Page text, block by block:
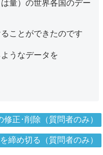
量）の世界各国のデー
ことができたのです
うなデータを
修正･削除（質問者のみ）
締め切る（質問者のみ）